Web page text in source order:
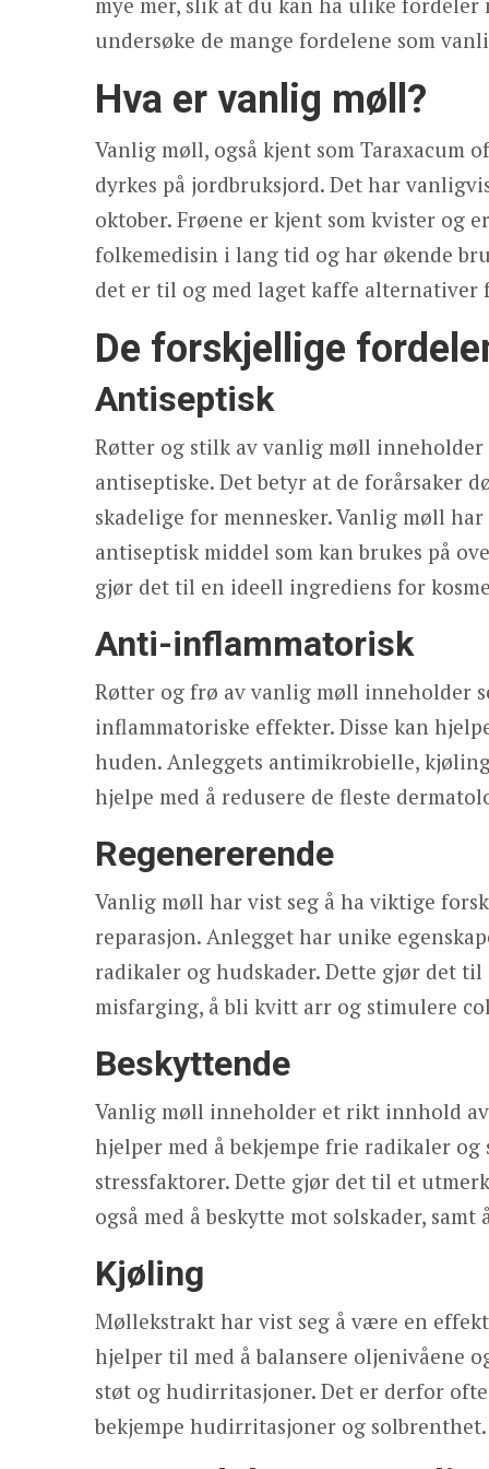
undersøke de mange fordelene som
Hva er vanlig møll?
Vanlig møll, også kjent som Taraxacum
dyrkes på jordbruksjord. Det har
oktober. Frøene er kjent som kvister og
folkemedisin i lang tid og har økende
det er til og med laget kaffe alternativer
De forskjellige
Antiseptisk
Røtter og stilk av vanlig møll
antiseptiske. Det betyr at de forårsaker
skadelige for mennesker. Vanlig møll
antiseptisk middel som kan brukes på
gjør det til en ideell ingrediens for
Anti-inflammatorisk
Røtter og frø av vanlig møll inneholder
inflammatoriske effekter. Disse kan
huden. Anleggets antimikrobielle,
hjelpe med å redusere de fleste
Regenererende
Vanlig møll har vist seg å ha viktige
reparasjon. Anlegget har unike
radikaler og hudskader. Dette gjør det
misfarging, å bli kvitt arr og stimulere
Beskyttende
Vanlig møll inneholder et rikt innhold
hjelper med å bekjempe frie radikaler
stressfaktorer. Dette gjør det til et
også med å beskytte mot solskader,
Kjøling
Møllekstrakt har vist seg å være en
hjelper til med å balansere oljenivåene
støt og hudirritasjoner. Det er derfor
bekjempe hudirritasjoner og solbrenthet.